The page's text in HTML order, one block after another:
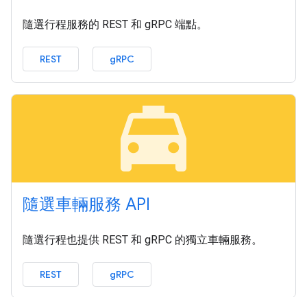
隨選行程服務的 REST 和 gRPC 端點。
REST gRPC
local_taxi
隨選車輛服務 API
隨選行程也提供 REST 和 gRPC 的獨立車輛服務。
REST gRPC